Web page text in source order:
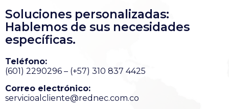
Soluciones personalizadas:
Hablemos de sus necesidades
específicas.
Teléfono:
(601) 2290296 – (+57) 310 837 4425
Correo electrónico:
servicioalcliente@rednec.com.co